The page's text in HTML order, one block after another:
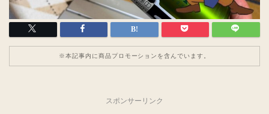
※本記事内に商品プロモーションを含んでいます。
スポンサーリンク